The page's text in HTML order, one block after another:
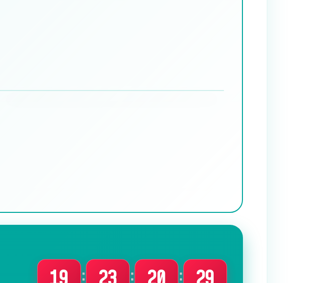
: : :